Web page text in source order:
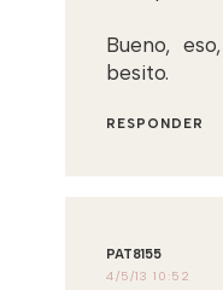
Bueno,
besito.
RESPONDER
PAT8155
4/5/13 10:52